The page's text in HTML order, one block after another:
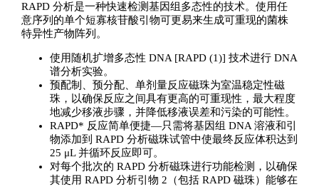
RAPD 分析是一种快速检测基因组多态性的技术。使用任
意序列的单个短寡核苷酸引物可更易来生成可重现的菌株
特异性产物阵列。
使用随机扩增多态性 DNA [RAPD (1)] 技术进行 DNA
谱分析实验。
预配制、预分配、单剂量反应磁珠为室温稳定性磁
珠，以确保反应之间具有更高的可重现性，最大程度
地减少移液步骤，并降低移液误差和污染的可能性。
RAPD* 反应简单便捷—只需将基因组 DNA 溶液和引
物添加到 RAPD 分析磁珠试管中使最终反应体积达到
25 μL 并循环反应即可。
对每个批次的 RAPD 分析磁珠进行功能检测，以确保
其使用 RAPD 分析引物 2（包括 RAPD 磁珠）能够在